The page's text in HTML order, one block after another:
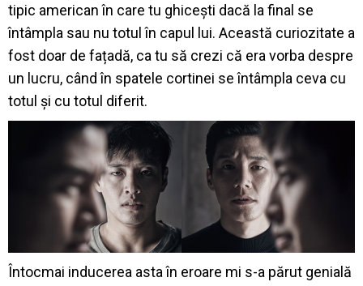
tipic american în care tu ghicești dacă la final se
întâmpla sau nu totul în capul lui. Această curiozitate a
fost doar de fațadă, ca tu să crezi că era vorba despre
un lucru, când în spatele cortinei se întâmpla ceva cu
totul și cu totul diferit.
Întocmai inducerea asta în eroare mi s-a părut genială